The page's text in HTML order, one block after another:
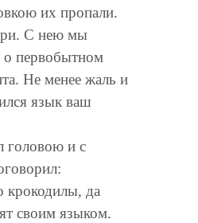
их пропали.
С нею мы
первобытном
Не менее жаль и
язык ваш
головою и с
да
своим языком.